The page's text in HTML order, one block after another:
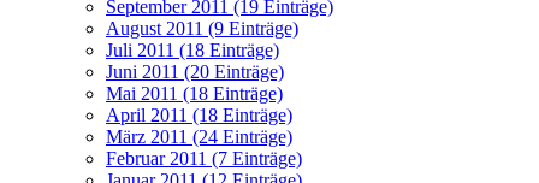
September 2011 (19 Einträge)
August 2011 (9 Einträge)
Juli 2011 (18 Einträge)
Juni 2011 (20 Einträge)
Mai 2011 (18 Einträge)
April 2011 (18 Einträge)
März 2011 (24 Einträge)
Februar 2011 (7 Einträge)